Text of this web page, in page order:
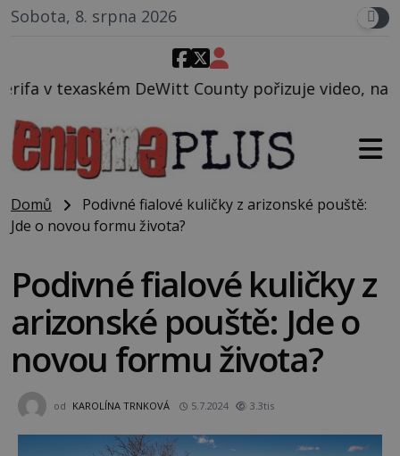
Sobota, 8. srpna 2026
County pořizuje video, na kterém před jeho
Domů
Podivné fialové kuličky z arizonské pouště:
Jde o novou formu života?
Podivné fialové kuličky z
arizonské pouště: Jde o
novou formu života?
od KAROLÍNA TRNKOVÁ 5.7.2024 3.3tis